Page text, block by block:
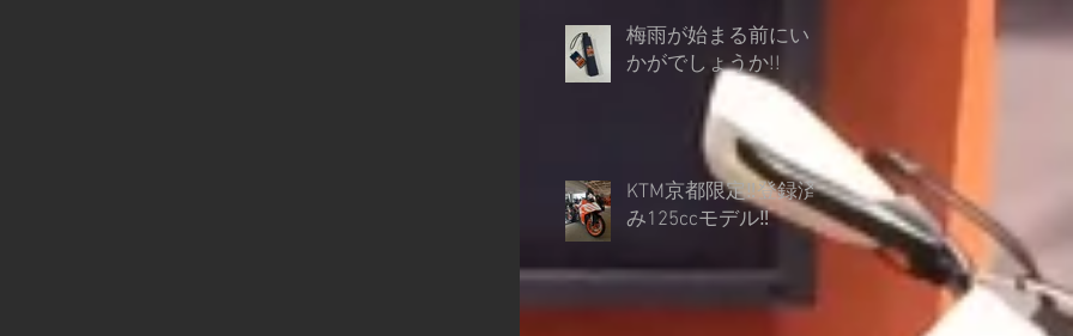
梅雨が始まる前にい
かがでしょうか︎!!
KTM京都限定‼登録済
み125ccモデル‼